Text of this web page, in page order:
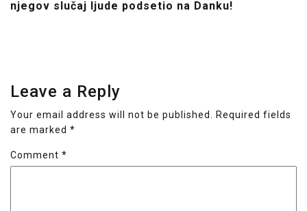
njegov slučaj ljude podsetio na Danku!
Leave a Reply
Your email address will not be published.
Required fields
are marked *
Comment *